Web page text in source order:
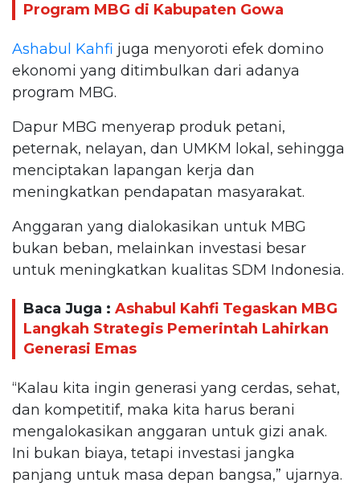
Program MBG di Kabupaten Gowa
Ashabul Kahfi juga menyoroti efek domino
ekonomi yang ditimbulkan dari adanya
program MBG.
Dapur MBG menyerap produk petani,
peternak, nelayan, dan UMKM lokal, sehingga
menciptakan lapangan kerja dan
meningkatkan pendapatan masyarakat.
Anggaran yang dialokasikan untuk MBG
bukan beban, melainkan investasi besar
untuk meningkatkan kualitas SDM Indonesia.
Baca Juga : Ashabul Kahfi Tegaskan MBG
Langkah Strategis Pemerintah Lahirkan
Generasi Emas
“Kalau kita ingin generasi yang cerdas, sehat,
dan kompetitif, maka kita harus berani
mengalokasikan anggaran untuk gizi anak.
Ini bukan biaya, tetapi investasi jangka
panjang untuk masa depan bangsa,” ujarnya.